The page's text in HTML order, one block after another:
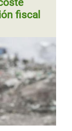
fiscal